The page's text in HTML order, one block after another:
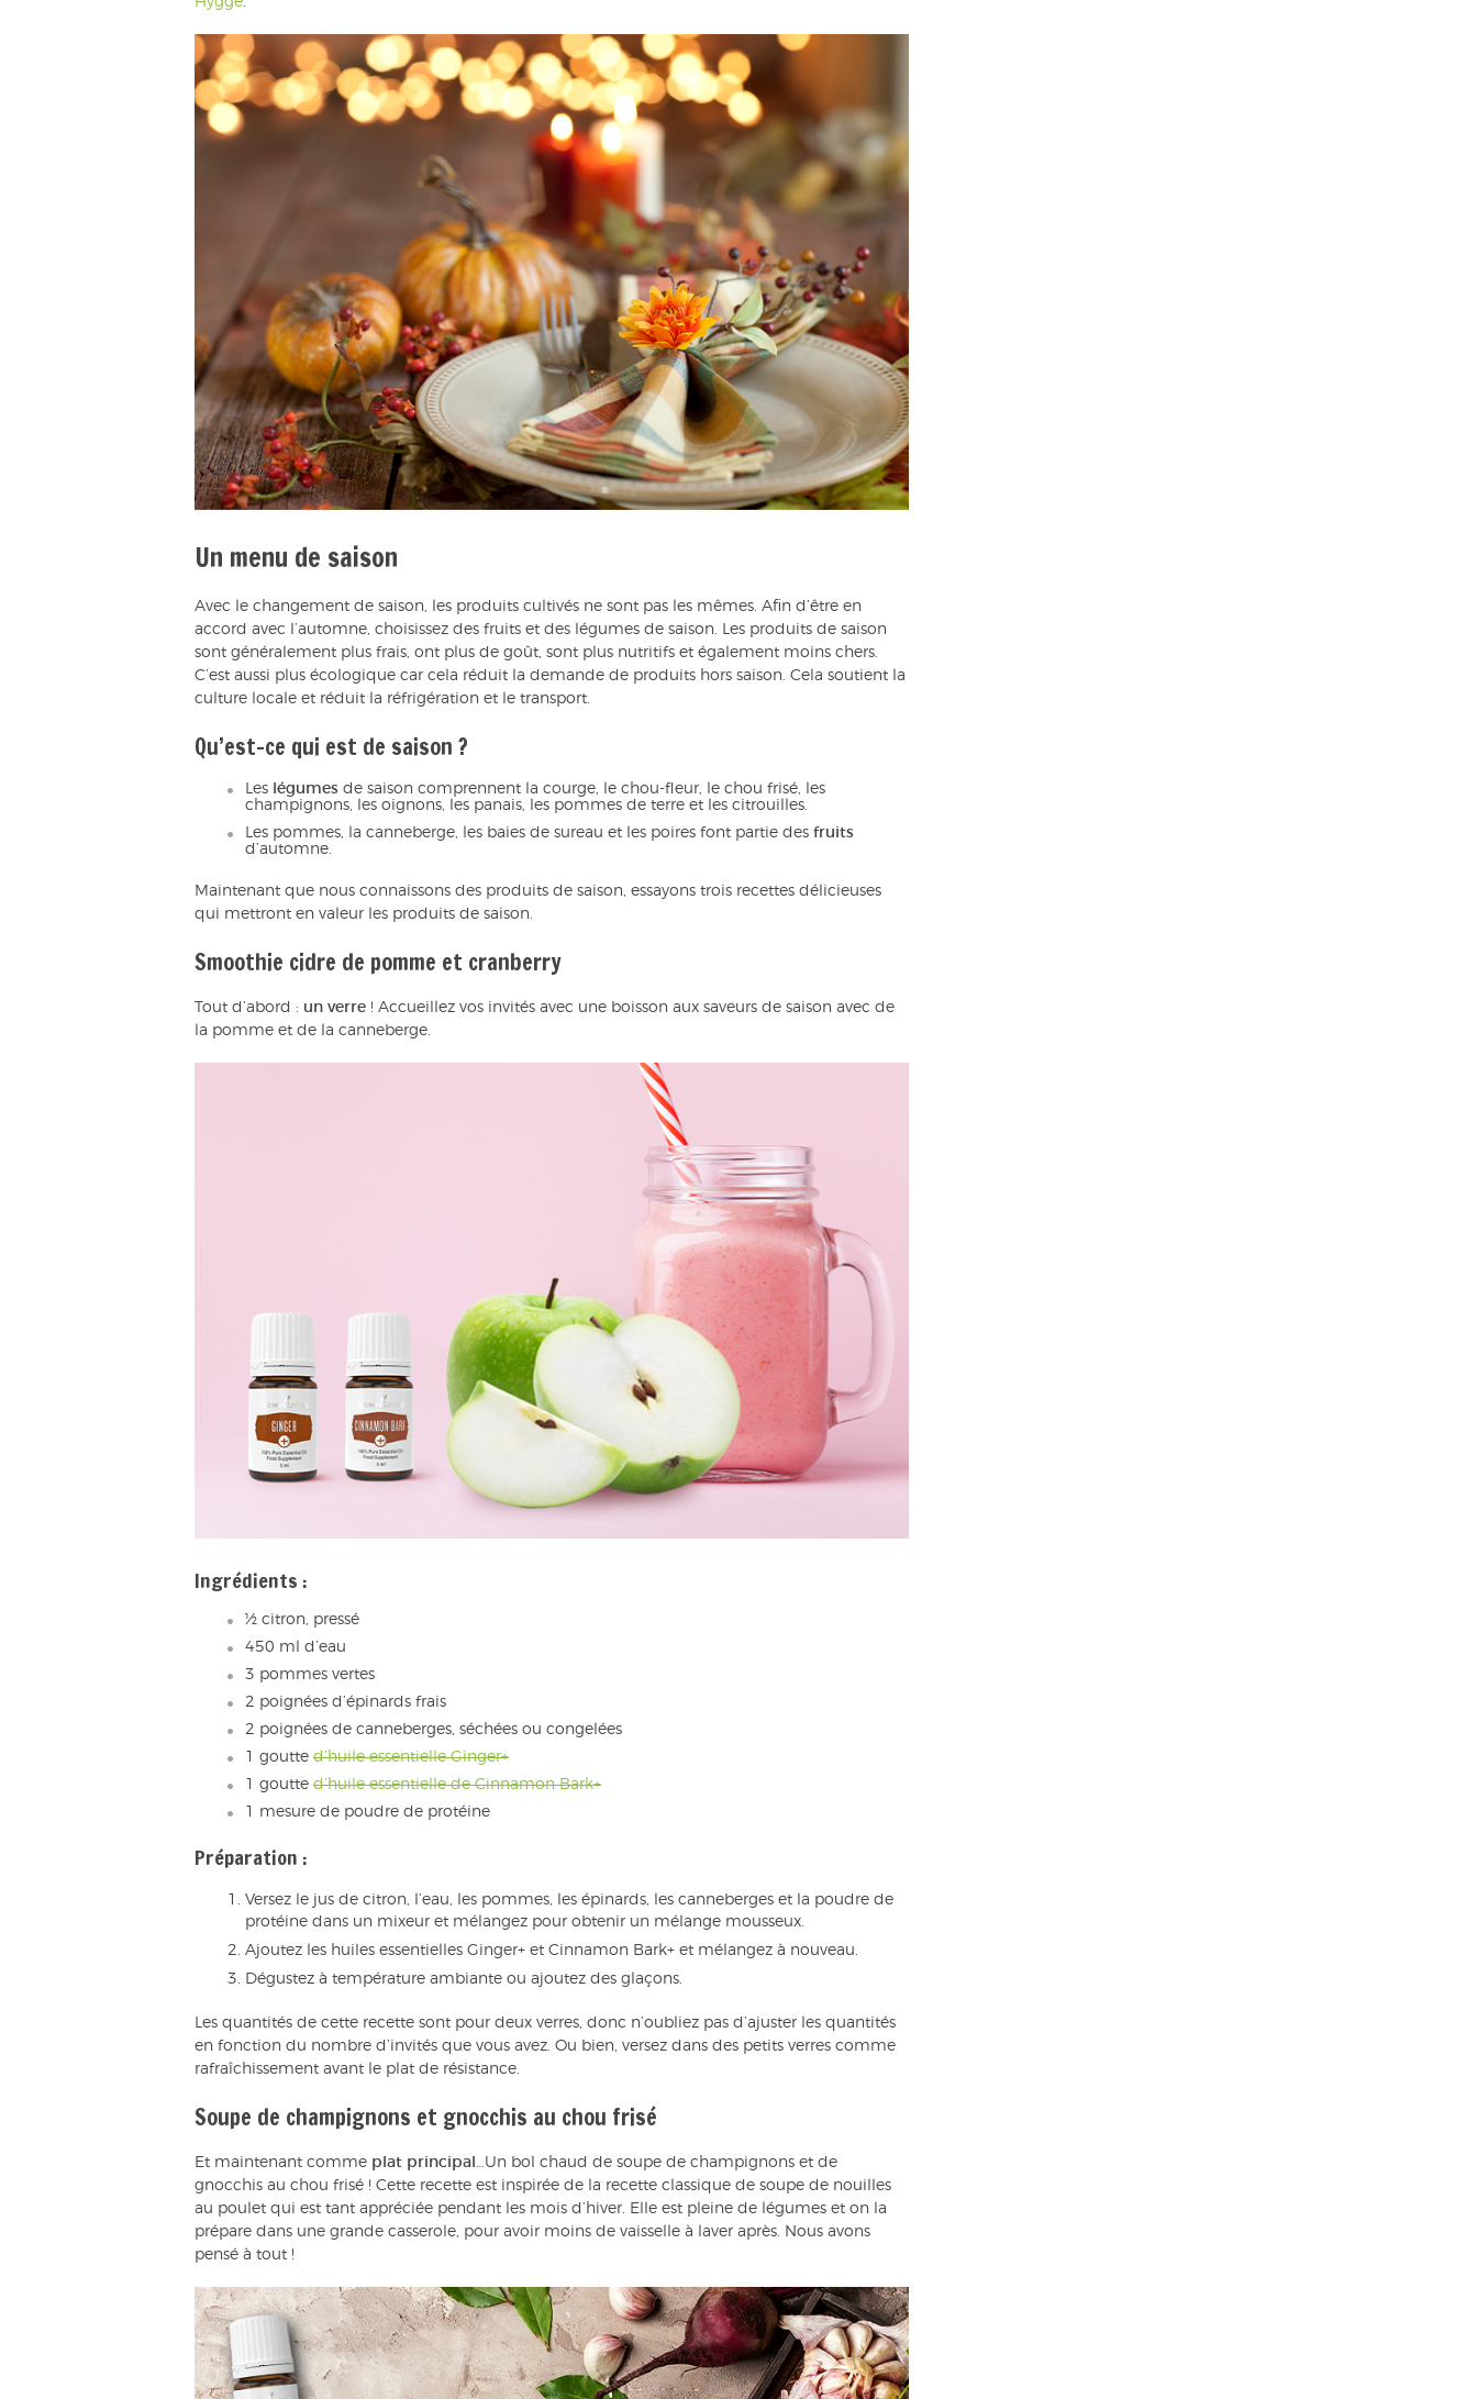
Un menu de saison
Avec le changement de saison, les produits cultivés ne sont pas les mêmes. Afin d’être en
accord avec l’automne, choisissez des fruits et des légumes de saison. Les produits de saison
sont généralement plus frais, ont plus de goût, sont plus nutritifs et également moins chers.
C’est aussi plus écologique car cela réduit la demande de produits hors saison. Cela soutient la
culture locale et réduit la réfrigération et le transport.
Qu’est-ce qui est de saison ?
Les légumes de saison comprennent la courge, le chou-fleur, le chou frisé, les
champignons, les oignons, les panais, les pommes de terre et les citrouilles.
Les pommes, la canneberge, les baies de sureau et les poires font partie des fruits
d’automne.
Maintenant que nous connaissons des produits de saison, essayons trois recettes délicieuses
qui mettront en valeur les produits de saison.
Smoothie cidre de pomme et cranberry
Tout d’abord : un verre ! Accueillez vos invités avec une boisson aux saveurs de saison avec de
la pomme et de la canneberge.
Ingrédients :
½ citron, pressé
450 ml d’eau
3 pommes vertes
2 poignées d’épinards frais
2 poignées de canneberges, séchées ou congelées
1 goutte d’huile essentielle Ginger+
1 goutte d’huile essentielle de Cinnamon Bark+
1 mesure de poudre de protéine
Préparation :
Versez le jus de citron, l’eau, les pommes, les épinards, les canneberges et la poudre de
protéine dans un mixeur et mélangez pour obtenir un mélange mousseux.
Ajoutez les huiles essentielles Ginger+ et Cinnamon Bark+ et mélangez à nouveau.
Dégustez à température ambiante ou ajoutez des glaçons.
Les quantités de cette recette sont pour deux verres, donc n’oubliez pas d’ajuster les quantités
en fonction du nombre d’invités que vous avez. Ou bien, versez dans des petits verres comme
rafraîchissement avant le plat de résistance.
Soupe de champignons et gnocchis au chou frisé
Et maintenant comme plat principal
…Un bol chaud de soupe de champignons et de
gnocchis au chou frisé ! Cette recette est inspirée de la recette classique de soupe de nouilles
au poulet qui est tant appréciée pendant les mois d’hiver. Elle est pleine de légumes et on la
prépare dans une grande casserole, pour avoir moins de vaisselle à laver après. Nous avons
pensé à tout !